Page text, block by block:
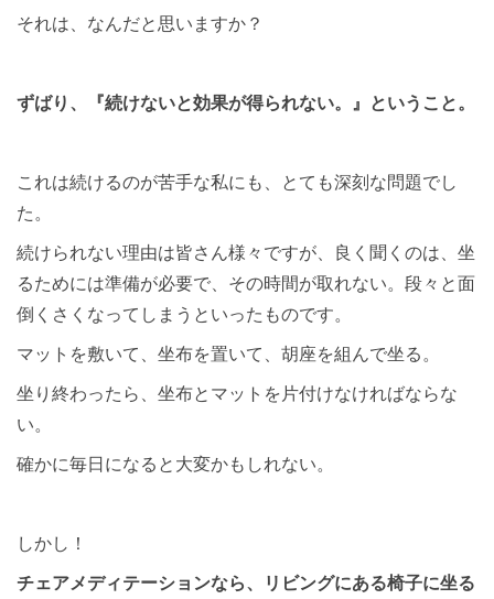
それは、なんだと思いますか？
ずばり、『続けないと効果が得られない。』ということ。
これは続けるのが苦手な私にも、とても深刻な問題でし
た。
続けられない理由は皆さん様々ですが、良く聞くのは、坐
るためには準備が必要で、その時間が取れない。段々と面
倒くさくなってしまうといったものです。
マットを敷いて、坐布を置いて、胡座を組んで坐る。
坐り終わったら、坐布とマットを片付けなければならな
い。
確かに毎日になると大変かもしれない。
しかし！
チェアメディテーションなら、リビングにある椅子に坐る